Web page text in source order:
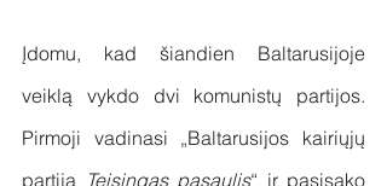
Įdomu, kad šiandien Baltarusijoje
veiklą vykdo dvi komunistų partijos.
Pirmoji vadinasi „Baltarusijos kairiųjų
partija Teisingas pasaulis“ ir pasisako